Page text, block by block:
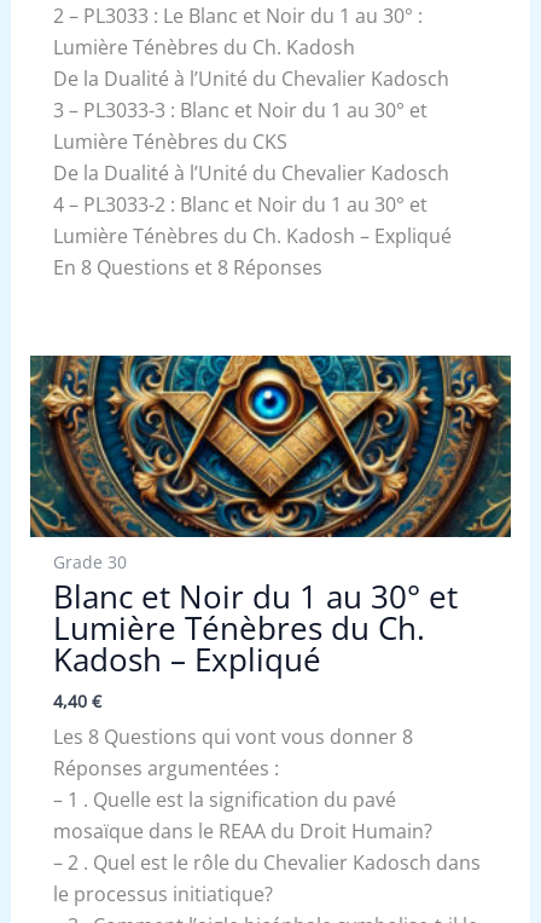
2 – PL3033 : Le Blanc et Noir du 1 au 30° :
Lumière Ténèbres du Ch. Kadosh
De la Dualité à l’Unité du Chevalier Kadosch
3 – PL3033-3 : Blanc et Noir du 1 au 30° et
Lumière Ténèbres du CKS
De la Dualité à l’Unité du Chevalier Kadosch
4 – PL3033-2 : Blanc et Noir du 1 au 30° et
Lumière Ténèbres du Ch. Kadosh – Expliqué
En 8 Questions et 8 Réponses
Grade 30
Blanc et Noir du 1 au 30° et
Lumière Ténèbres du Ch.
Kadosh – Expliqué
4,40 €
Les 8 Questions qui vont vous donner 8
Réponses argumentées :
– 1 . Quelle est la signification du pavé
mosaïque dans le REAA du Droit Humain?
– 2 . Quel est le rôle du Chevalier Kadosch dans
le processus initiatique?